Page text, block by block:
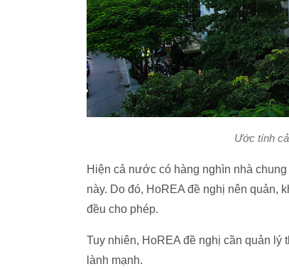
Ước tính
Hiện cả nước có hàng nghìn nhà
này. Do đó, HoREA đề nghị nên
đều cho phép.
Tuy nhiên, HoREA đề nghị cần quản lý
lành mạnh.